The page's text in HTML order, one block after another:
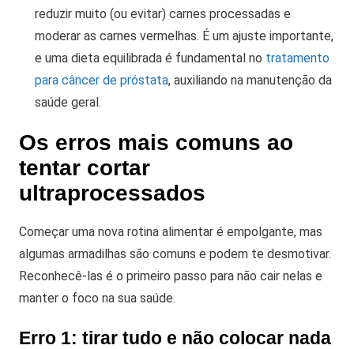
reduzir muito (ou evitar) carnes processadas e
moderar as carnes vermelhas. É um ajuste importante,
e uma dieta equilibrada é fundamental no tratamento
para câncer de próstata, auxiliando na manutenção da
saúde geral.
Os erros mais comuns ao
tentar cortar
ultraprocessados
Começar uma nova rotina alimentar é empolgante, mas
algumas armadilhas são comuns e podem te desmotivar.
Reconhecê-las é o primeiro passo para não cair nelas e
manter o foco na sua saúde.
Erro 1: tirar tudo e não colocar nada